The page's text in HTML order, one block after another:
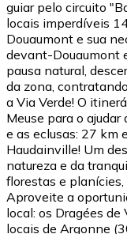
guiar pelo circuito
locais imperdíveis
Douaumont e sua
devant-Douaumont
pausa natural,
da zona,
a Via Verde! O
Meuse para o
e as eclusas: 27 km
Haudainville! Um
natureza e da
florestas e
Aproveite a
local: os Dragées de
locais de Argonne